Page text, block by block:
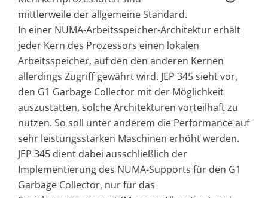
mittlerweile der allgemeine Standard.
In einer NUMA-Arbeitsspeicher-Architektur erhält
jeder Kern des Prozessors einen lokalen
Arbeitsspeicher, auf den den anderen Kernen
allerdings Zugriff gewährt wird. JEP 345 sieht vor,
den G1 Garbage Collector mit der Möglichkeit
auszustatten, solche Architekturen vorteilhaft zu
nutzen. So soll unter anderem die Performance auf
sehr leistungsstarken Maschinen erhöht werden.
JEP 345 dient dabei ausschließlich der
Implementierung des NUMA-Supports für den G1
Garbage Collector, nur für das